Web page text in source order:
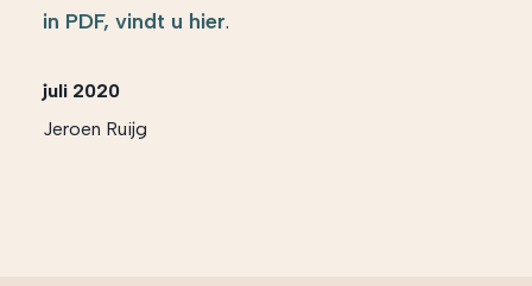
in PDF, vindt u hier.
juli 2020
Jeroen Ruijg